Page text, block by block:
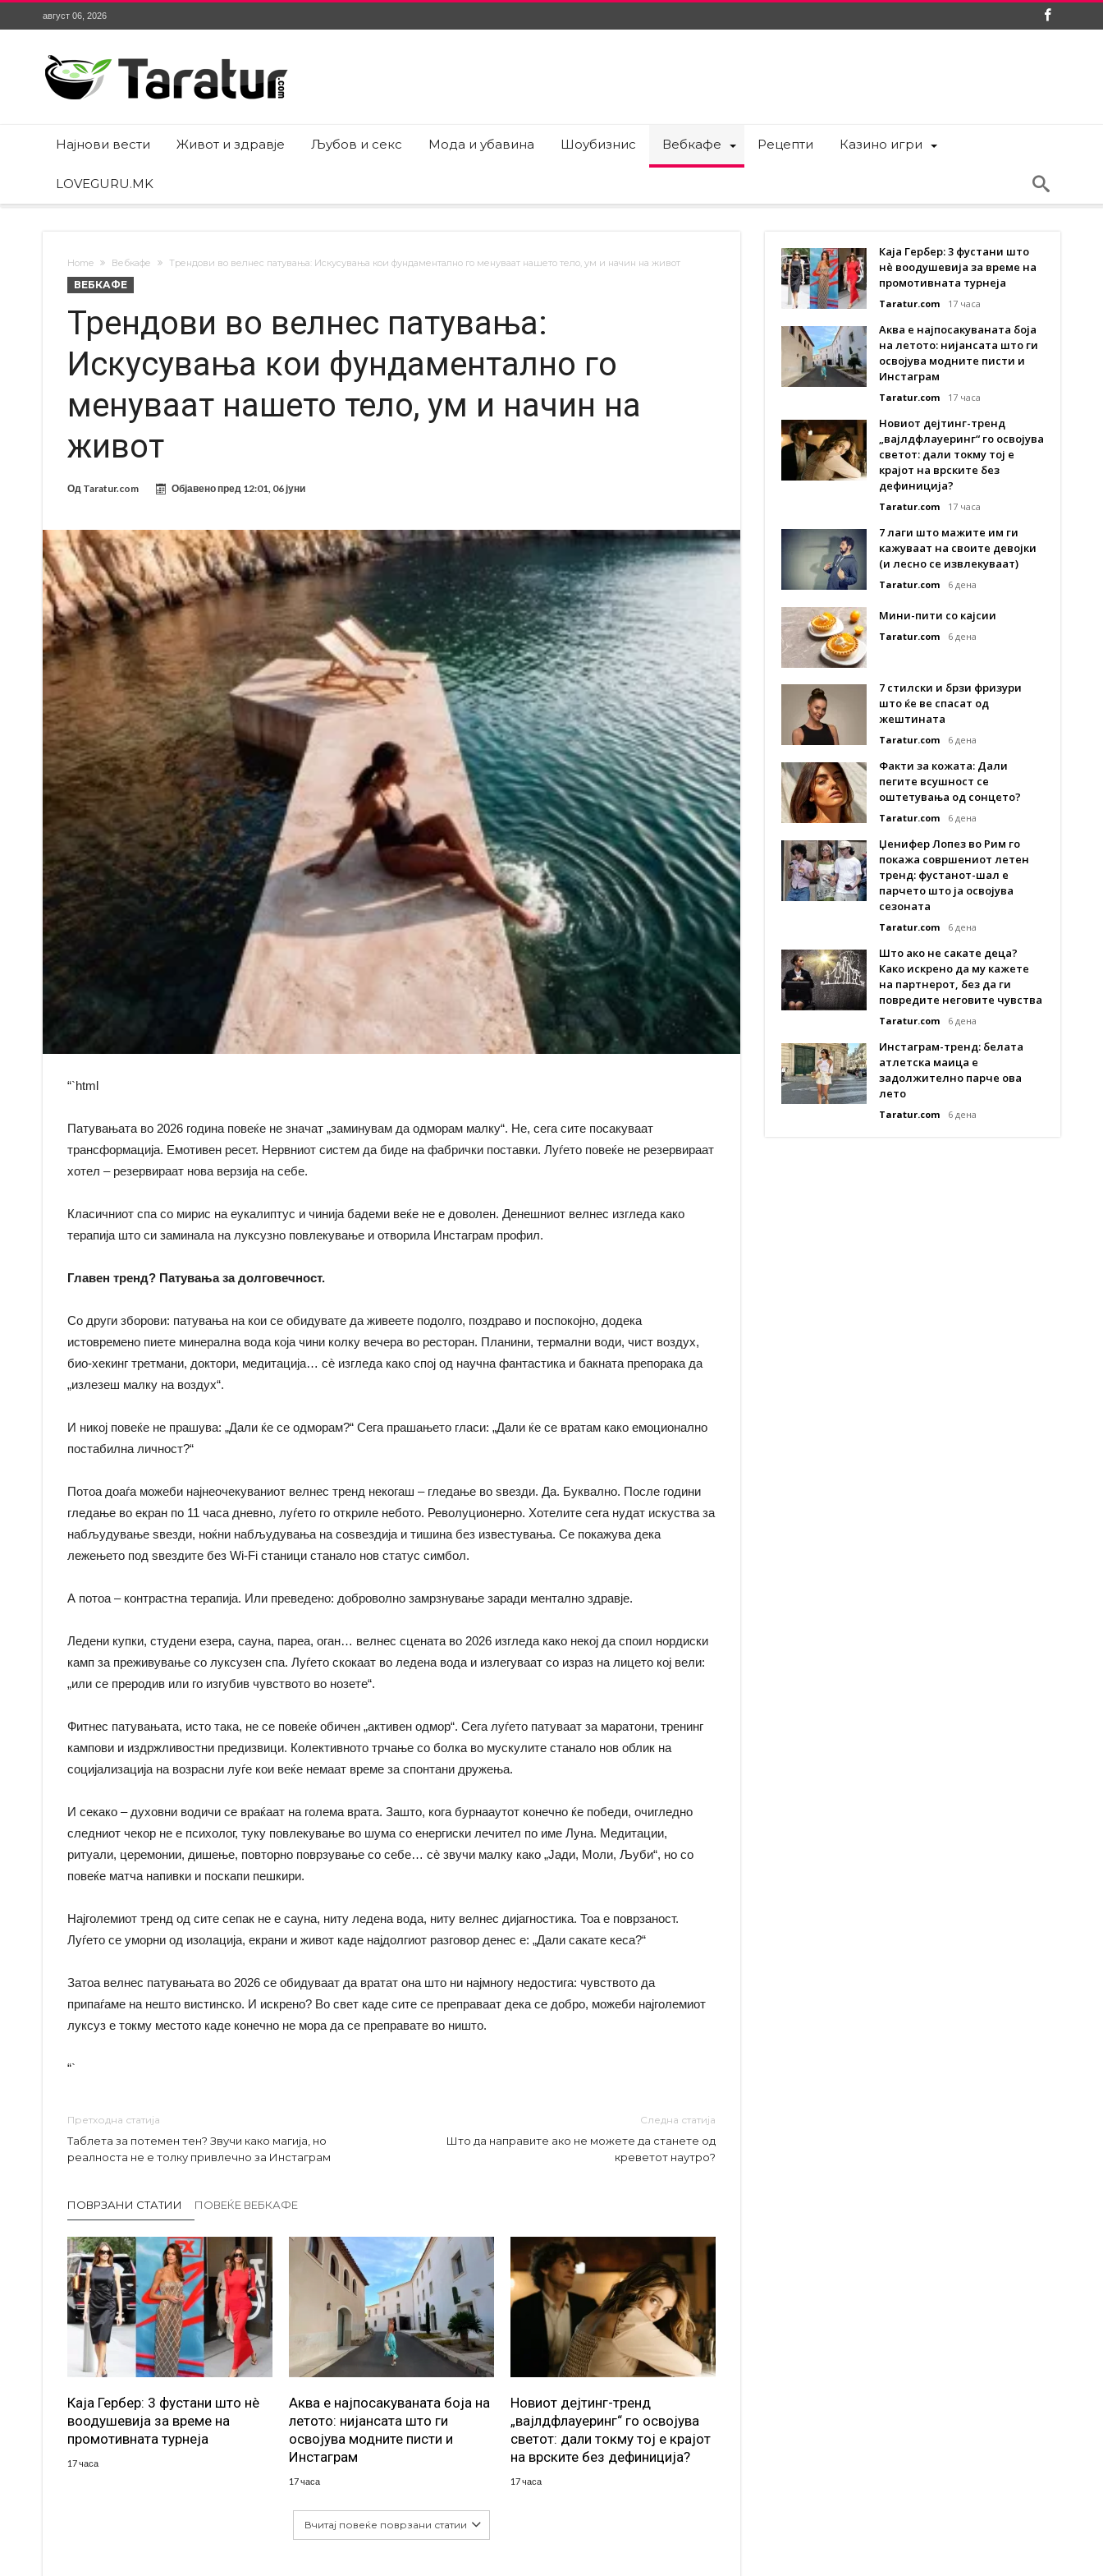
август 06, 2026
Најнови вести Живот и здравје Љубов и секс Мода и убавина Шоубизнис Вебкафе Рецепти Казино игри
LOVEGURU.MK
Home Вебкафе Трендови во велнес патувања: Искусувања кои фундаментално го менуваат нашето тело, ум и начин на живот
ВЕБКАФЕ
Трендови во велнес патувања:
Искусувања кои фундаментално го
менуваат нашето тело, ум и начин на
живот
Од Taratur.com Објавено пред 12:01, 06 јуни
“`html
Патувањата во 2026 година повеќе не значат „заминувам да одморам малку“. Не, сега сите посакуваат
трансформација. Емотивен ресет. Нервниот систем да биде на фабрички поставки. Луѓето повеќе не резервираат
хотел – резервираат нова верзија на себе.
Класичниот спа со мирис на еукалиптус и чинија бадеми веќе не е доволен. Денешниот велнес изгледа како
терапија што си заминала на луксузно повлекување и отворила Инстаграм профил.
Главен тренд? Патувања за долговечност.
Со други зборови: патувања на кои се обидувате да живеете подолго, поздраво и поспокојно, додека
истовремено пиете минерална вода која чини колку вечера во ресторан. Планини, термални води, чист воздух,
био-хекинг третмани, доктори, медитација… сè изгледа како спој од научна фантастика и бакната препорака да
„излезеш малку на воздух“.
И никој повеќе не прашува: „Дали ќе се одморам?“ Сега прашањето гласи: „Дали ќе се вратам како емоционално
постабилна личност?“
Потоа доаѓа можеби најнеочекуваниот велнес тренд некогаш – гледање во ѕвезди. Да. Буквално. После години
гледање во екран по 11 часа дневно, луѓето го откриле небото. Револуционерно. Хотелите сега нудат искуства за
набљудување ѕвезди, ноќни набљудувања на соѕвездија и тишина без известувања. Се покажува дека
лежењето под ѕвездите без Wi-Fi станици станало нов статус симбол.
А потоа – контрастна терапија. Или преведено: доброволно замрзнување заради ментално здравје.
Ледени купки, студени езера, сауна, пареа, оган… велнес сцената во 2026 изгледа како некој да споил нордиски
камп за преживување со луксузен спа. Луѓето скокаат во ледена вода и излегуваат со израз на лицето кој вели:
„или се преродив или го изгубив чувството во нозете“.
Фитнес патувањата, исто така, не се повеќе обичен „активен одмор“. Сега луѓето патуваат за маратони, тренинг
кампови и издржливостни предизвици. Колективното трчање со болка во мускулите станало нов облик на
социјализација на возрасни луѓе кои веќе немаат време за спонтани дружења.
И секако – духовни водичи се враќаат на голема врата. Зашто, кога бурнааутот конечно ќе победи, очигледно
следниот чекор не е психолог, туку повлекување во шума со енергиски лечител по име Луна. Медитации,
ритуали, церемонии, дишење, повторно поврзување со себе… сè звучи малку како „Јади, Моли, Љуби“, но со
повеќе матча напивки и поскапи пешкири.
Најголемиот тренд од сите сепак не е сауна, ниту ледена вода, ниту велнес дијагностика. Тоа е поврзаност.
Луѓето се уморни од изолација, екрани и живот каде најдолгиот разговор денес е: „Дали сакате кеса?“
Затоа велнес патувањата во 2026 се обидуваат да вратат она што ни најмногу недостига: чувството да
припаѓаме на нешто вистинско. И искрено? Во свет каде сите се преправаат дека се добро, можеби најголемиот
луксуз е токму местото каде конечно не мора да се преправате во ништо.
“`
Претходна статија
Таблета за потемен тен? Звучи како магија, но
реалноста не е толку привлечно за Инстаграм
Следна статија
Што да направите ако не можете да станете од
креветот наутро?
ПОВРЗАНИ СТАТИИ ПОВЕЌЕ ВЕБКАФЕ
Каја Гербер: 3 фустани што нè
воодушевија за време на
промотивната турнеја
17 часа
Аква е најпосакуваната боја на
летото: нијансата што ги
освојува модните писти и
Инстаграм
17 часа
Новиот дејтинг-тренд
„вајлдфлауеринг“ го освојува
светот: дали токму тој е крајот
на врските без дефиниција?
17 часа
Вчитај повеќе поврзани статии
Каја Гербер: 3 фустани што
нè воодушевија за време на
промотивната турнеја
Taratur.com 17 часа
Аква е најпосакуваната боја
на летото: нијансата што ги
освојува модните писти и
Инстаграм
Taratur.com 17 часа
Новиот дејтинг-тренд
„вајлдфлауеринг“ го освојува
светот: дали токму тој е
крајот на врските без
дефиниција?
Taratur.com 17 часа
7 лаги што мажите им ги
кажуваат на своите девојки
(и лесно се извлекуваат)
Taratur.com 6 дена
Мини-пити со кајсии
Taratur.com 6 дена
7 стилски и брзи фризури
што ќе ве спасат од
жештината
Taratur.com 6 дена
Факти за кожата: Дали
пегите всушност се
оштетувања од сонцето?
Taratur.com 6 дена
Џенифер Лопез во Рим го
покажа совршениот летен
тренд: фустанот-шал е
парчето што ја освојува
сезоната
Taratur.com 6 дена
Што ако не сакате деца?
Како искрено да му кажете
на партнерот, без да ги
повредите неговите чувства
Taratur.com 6 дена
Инстаграм-тренд: белата
атлетска маица е
задолжително парче ова
лето
Taratur.com 6 дена